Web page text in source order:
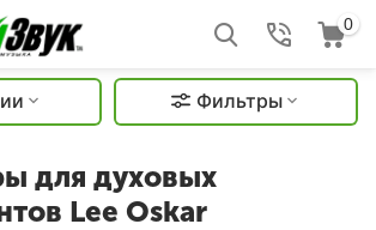
0
Фильтры
для духовых
Lee Oskar